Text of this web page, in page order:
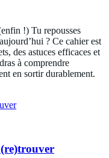
!) Tu repousses
? Ce cahier est
des astuces efficaces et
à comprendre
en sortir durablement.